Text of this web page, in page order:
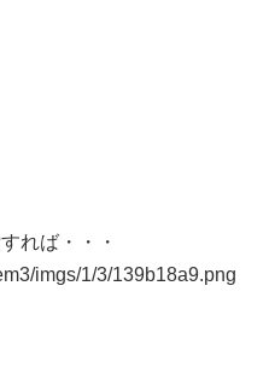
れば・・・
imgs/1/3/139b18a9.png